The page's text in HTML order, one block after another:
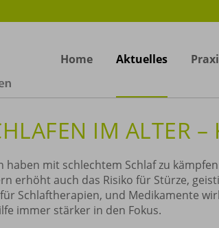
Home Aktuelles
IM ALTER
haben mit schlechtem Schlaf zu
erhöht auch das Risiko für Stürze,
Schlaftherapien, und Medikamente
immer stärker in den Fokus.